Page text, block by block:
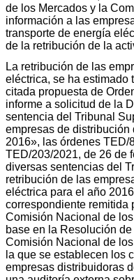
de los Mercados y la
información a las
transporte de energía
de la retribución de la
La retribución de las
eléctrica, se ha estimado
citada propuesta de
informe a solicitud de la
sentencia del Tribunal
empresas de
2016», las órdenes TED/
TED/203/2021, de 26 de
diversas sentencias del
retribución de las
eléctrica para el año
correspondiente remitida
Comisión Nacional de
base en la Resolución
Comisión Nacional de
la que se establecen los
empresas distribuidoras